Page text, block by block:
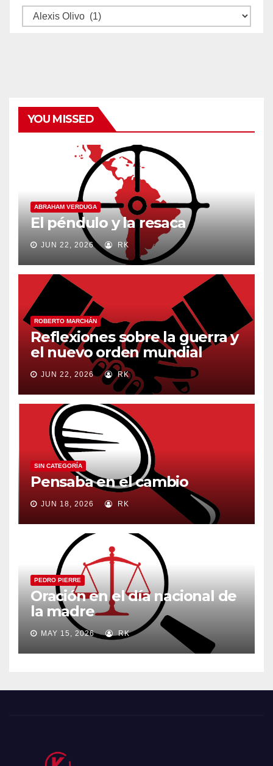
Autores
YOU MISSED
ABRAHAM VERDUGA
El péndulo y la resaca
JUN 22, 2026 RK
ROBERTO MARCHÁN
Reflexiones sobre la guerra y
el nuevo orden mundial
JUN 22, 2026 RK
SIN CATEGORÍA
Pensaba en el cambio
JUN 18, 2026 RK
PEDRO PIERRE
Oración en el día nacional de
la madre
MAY 15, 2026 RK